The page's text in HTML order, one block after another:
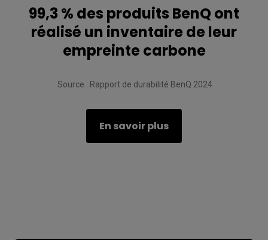
99,3 % des produits BenQ ont
réalisé un inventaire de leur
empreinte carbone
Source : Rapport de durabilité BenQ 2024
En savoir plus